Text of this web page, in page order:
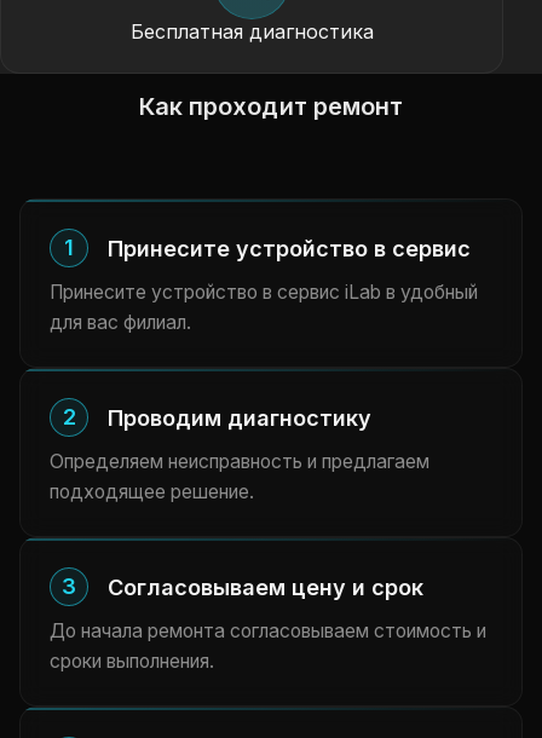
Бесплатная диагностика
Как проходит ремонт
1 Принесите устройство в сервис
Принесите устройство в сервис iLab в удобный
для вас филиал.
2 Проводим диагностику
Определяем неисправность и предлагаем
подходящее решение.
3 Согласовываем цену и срок
До начала ремонта согласовываем стоимость и
сроки выполнения.